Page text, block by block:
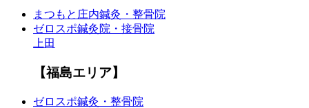
まつもと庄内鍼灸・整骨院
ゼロスポ鍼灸院・接骨院
上田
【福島エリア】
ゼロスポ鍼灸・整骨院